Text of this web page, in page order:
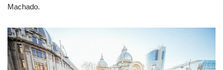
Machado.